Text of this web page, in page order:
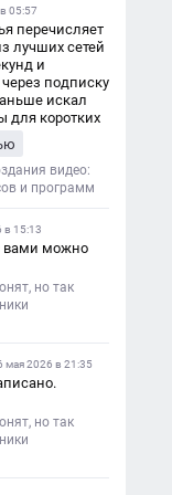
05:57
перечисляет
лучших сетей
и
подписку
искал
для коротких
с акцентом на
Image V2
видео:
и программ
в 15:13
вами можно
но так
мая 2026 в 21:35
но так